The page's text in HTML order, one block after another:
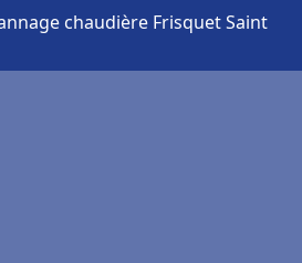
chaudière Frisquet Saint